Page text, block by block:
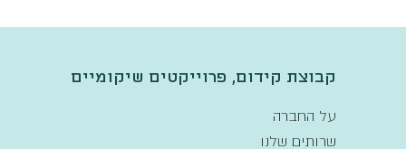
קבוצת קידום, פרוייקטים שיקומיים
על החברה
שרותים שלנו